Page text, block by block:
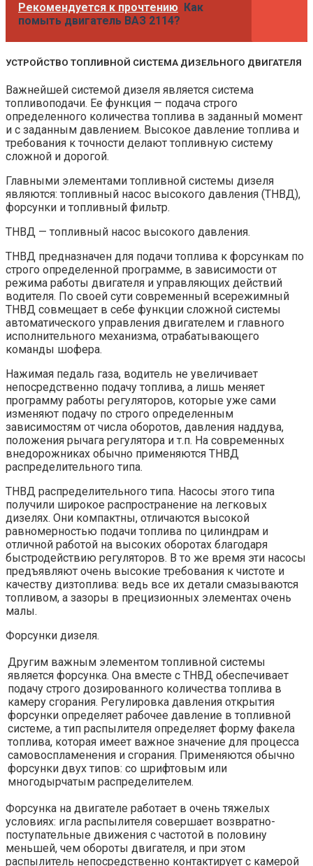
Рекомендуется к прочтению Как
помыть двигатель ВАЗ 2114?
УСТРОЙСТВО ТОПЛИВНОЙ СИСТЕМА ДИЗЕЛЬНОГО ДВИГАТЕЛЯ
Важнейшей системой дизеля является система
топливоподачи. Ее функция — подача строго
определенного количества топлива в заданный момент
и с заданным давлением. Высокое давление топлива и
требования к точности делают топливную систему
сложной и дорогой.
Главными элементами топливной системы дизеля
являются: топливный насос высокого давления (ТНВД),
форсунки и топливный фильтр.
ТНВД — топливный насос высокого давления.
ТНВД предназначен для подачи топлива к форсункам по
строго определенной программе, в зависимости от
режима работы двигателя и управляющих действий
водителя. По своей сути современный всережимный
ТНВД совмещает в себе функции сложной системы
автоматического управления двигателем и главного
исполнительного механизма, отрабатывающего
команды шофера.
Нажимая педаль газа, водитель не увеличивает
непосредственно подачу топлива, а лишь меняет
программу работы регуляторов, которые уже сами
изменяют подачу по строго определенным
зависимостям от числа оборотов, давления наддува,
положения рычага регулятора и т.п. На современных
внедорожниках обычно применяются ТНВД
распределительного типа.
ТНВД распределительного типа. Насосы этого типа
получили широкое распространение на легковых
дизелях. Они компактны, отличаются высокой
равномерностью подачи топлива по цилиндрам и
отличной работой на высоких оборотах благодаря
быстродействию регуляторов. В то же время эти насосы
предъявляют очень высокие требования к чистоте и
качеству дизтоплива: ведь все их детали смазываются
топливом, а зазоры в прецизионных элементах очень
малы.
Форсунки дизеля.
Другим важным элементом топливной системы
является форсунка. Она вместе с ТНВД обеспечивает
подачу строго дозированного количества топлива в
камеру сгорания. Регулировка давления открытия
форсунки определяет рабочее давление в топливной
системе, а тип распылителя определяет форму факела
топлива, которая имеет важное значение для процесса
самовоспламенения и сгорания. Применяются обычно
форсунки двух типов: со шрифтовым или
многодырчатым распределителем.
Форсунка на двигателе работает в очень тяжелых
условиях: игла распылителя совершает возвратно-
поступательные движения с частотой в половину
меньшей, чем обороты двигателя, и при этом
распылитель непосредственно контактирует с камерой